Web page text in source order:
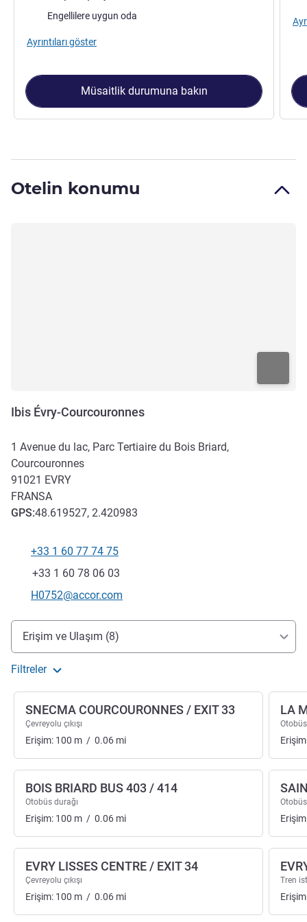
Engellilere uygun oda
Ayrıntıları göster
Müsaitlik durumuna bakın
Otelin konumu
Ibis Évry-Courcouronnes
1 Avenue du lac, Parc Tertiaire du Bois Briard,
Courcouronnes
91021 EVRY
FRANSA
GPS:48.619527, 2.420983
Telefon
+33 1 60 77 74 75
Faks
+33 1 60 78 06 03
İletişim için e-posta
H0752@accor.com
Erişim ve ulaşım
Erişim ve Ulaşım (8)
Filtreler
SNECMA COURCOURONNES / EXIT 33
Çevreyolu çıkışı
Erişim: 100 m / 0.06 mi
BOIS BRIARD BUS 403 / 414
Otobüs durağı
Erişim: 100 m / 0.06 mi
EVRY LISSES CENTRE / EXIT 34
Çevreyolu çıkışı
Erişim: 100 m / 0.06 mi
LA
Tren